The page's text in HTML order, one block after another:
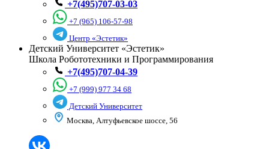
+7(495)707-03-03
+7 (965) 106-57-98
Центр «Эстетик»
Детский Университет «Эстетик»
Школа Робототехники и Программирования
+7(495)707-04-39
+7 (999) 977 34 68
Детский Университет
Москва, Алтуфьевское шоссе, 56